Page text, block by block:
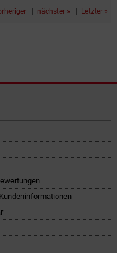
nächster » Letzter »